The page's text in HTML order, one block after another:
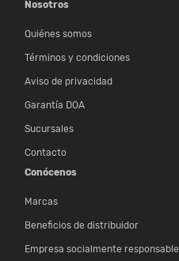
Nosotros
Quiénes somos
Términos y condiciones
Aviso de privacidad
Garantía DOA
Sucursales
Contacto
Conócenos
Marcas
Beneficios de distribuidor
Empresa socialmente responsable